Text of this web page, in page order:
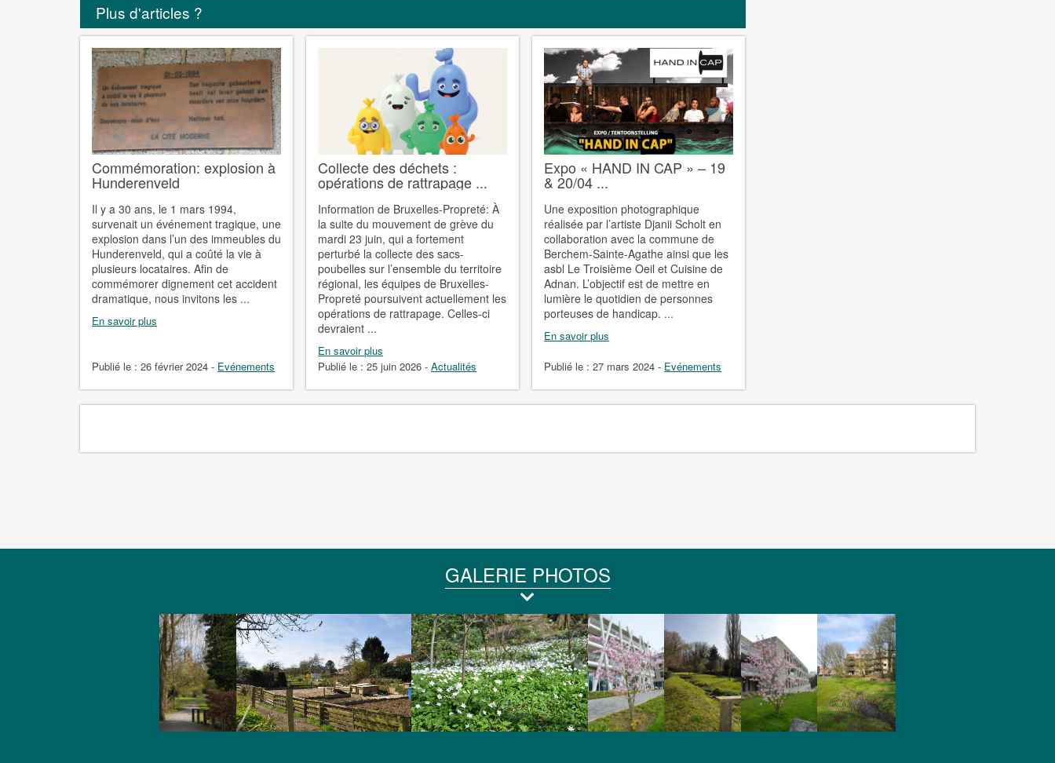
Plus d'articles ?
Commémoration: explosion à
Hunderenveld
Il y a 30 ans, le 1 mars 1994,
survenait un événement tragique, une
explosion dans l’un des immeubles du
Hunderenveld, qui a coûté la vie à
plusieurs locataires. Afin de
commémorer dignement cet accident
dramatique, nous invitons les ...
En savoir plus
Publié le : 26 février 2024 - Evénements
Collecte des déchets :
opérations de rattrapage ...
Information de Bruxelles-Propreté: À
la suite du mouvement de grève du
mardi 23 juin, qui a fortement
perturbé la collecte des sacs-
poubelles sur l’ensemble du territoire
régional, les équipes de Bruxelles-
Propreté poursuivent actuellement les
opérations de rattrapage. Celles-ci
devraient ...
En savoir plus
Publié le :25 juin 2026 -Actualités
Expo « HAND IN CAP » – 19
& 20/04 ...
Une exposition photographique
réalisée par l’artiste Djanii Scholt en
collaboration avec la commune de
Berchem-Sainte-Agathe ainsi que les
asbl Le Troisième Oeil et Cuisine de
Adnan. L’objectif est de mettre en
lumière le quotidien de personnes
porteuses de handicap. ...
En savoir plus
Publié le :27 mars 2024 - Evénements
GALERIE PHOTOS